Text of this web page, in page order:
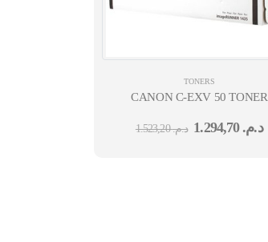
TONERS
CANON C-EXV 50 TONER
د.م.1.523,20 د.م. 1.294,70